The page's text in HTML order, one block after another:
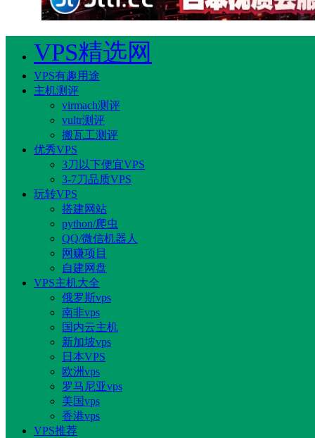
VPS精选网
VPS有趣用途
主机测评
virmach测评
vultr测评
搬瓦工测评
优秀VPS
3刀以下便宜VPS
3-7刀品质VPS
玩转VPS
搭建网站
python/爬虫
QQ/微信机器人
网赚项目
自建网盘
VPS主机大全
俄罗斯vps
南非vps
国内云主机
新加坡vps
日本VPS
欧洲vps
罗马尼亚vps
美国vps
香港vps
VPS推荐